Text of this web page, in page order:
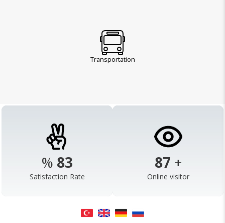
Transportation
% 98
Satisfaction Rate
103 +
Online visitor